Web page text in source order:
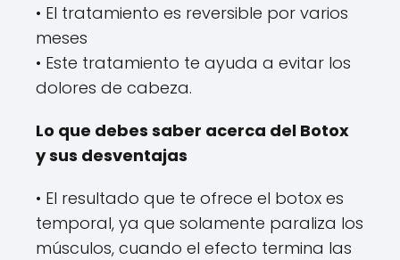
• El tratamiento es reversible por varios
meses
• Este tratamiento te ayuda a evitar los
dolores de cabeza.
Lo que debes saber acerca del Botox
y sus desventajas
• El resultado que te ofrece el botox es
temporal, ya que solamente paraliza los
músculos, cuando el efecto termina las